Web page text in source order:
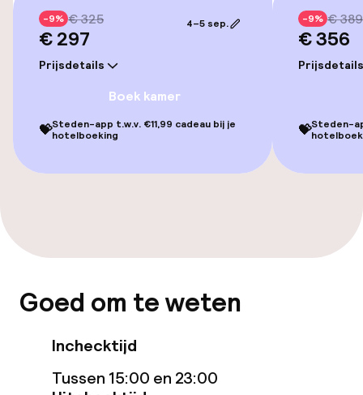
Eet- en drinkgelegenheden
Restaurant
Eet- en drinkdiensten
Roomservice
Zakelijke faciliteiten
Vergaderruimte
-9% € 325
€ 297
Prijsdetails
4–5 sep.
Boek kamer
💝Steden-app t.w.v. €11,99 cadeau bij je
hotelboeking
-9% € 389
€ 356
Prijsdetails
💝Steden-
Goed om te weten
Inchecktijd
Tussen 15:00 en 23:00